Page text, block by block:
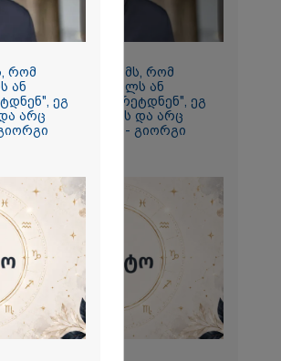
მითქვამს, რომ
ხელებაწეულს ან
"ხვრეტდნენ", ეგ
მინახავს და არც
ფაქტი ვიცი" - გიორგი
რომ
ან
ეგ
არც